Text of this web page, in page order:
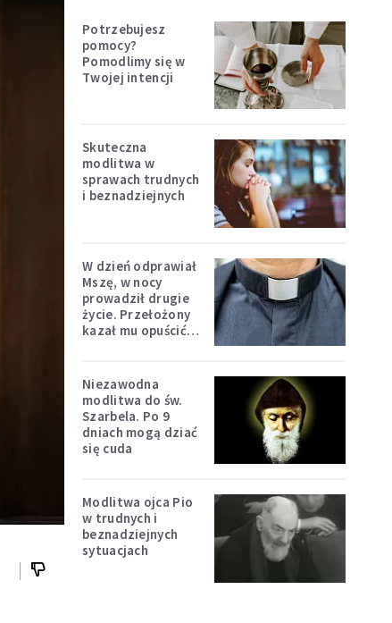
Potrzebujesz
pomocy?
Pomodlimy się w
Twojej intencji
Skuteczna
modlitwa w
sprawach trudnych
i beznadziejnych
W dzień odprawiał
Mszę, w nocy
prowadził drugie
życie. Przełożony
kazał mu opuścić
Niezawodna
modlitwa do św.
Szarbela. Po 9
dniach mogą dziać
się cuda
Modlitwa ojca Pio
w trudnych i
beznadziejnych
sytuacjach